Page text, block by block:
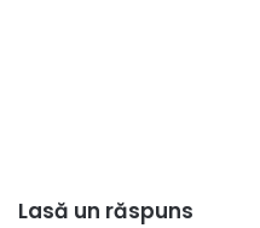
Lasă un răspuns